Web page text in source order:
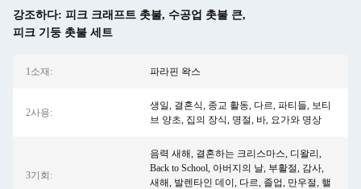
강조하다: 피크 크래프트 촛불, 수공업 촛불 큰,
피크 기둥 촛불 세트
1소재: 파라핀 왁스
2사용:
생일, 결혼식, 종교 활동, 다르, 파티들, 보티
브 양초, 집의 장식, 명절, 바, 요가와 명상
3기회:
음력 새해, 결혼하는 크리스마스, 디왈리,
Back to School, 아버지의 날, 부활절, 감사,
새해, 발렌타인 데이, 다르, 졸업, 만우절, 핼